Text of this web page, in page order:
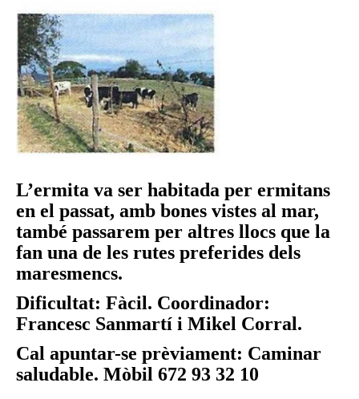
L’ermita va ser habitada per ermitans
en el passat, amb bones vistes al mar,
també passarem per altres llocs que la
fan una de les rutes preferides dels
maresmencs.
Dificultat: Fàcil. Coordinador:
Francesc Sanmartí i Mikel Corral.
Cal apuntar-se prèviament: Caminar
saludable. Mòbil 672 93 32 10